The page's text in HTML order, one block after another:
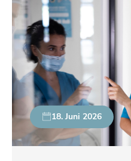
18. Juni 2026